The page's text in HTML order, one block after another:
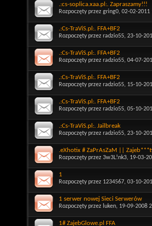
.:cs-soplica.xaa.pl:. Zapraszamy!!!
Rozpoczęty przez gring0, 02-02-2011
.:Cs-TraViS.pl:. FFA+BF2
Rozpoczęty przez radzio55, 23-10-
.:Cs-TraViS.pl:. FFA+BF2
Rozpoczęty przez radzio55, 04-07-
.:Cs-TraViS.pl:. FFA+BF2
Rozpoczęty przez radzio55, 15-10-
.:Cs-TraViS.pl:. FFA+BF2
Rozpoczęty przez radzio55, 05-10-
.:Cs-TraViS.pl:. Jailbreak
Rozpoczęty przez radzio55, 23-10-
.eXhotix # ZaPrAsZaM ||
Rozpoczęty przez 3w3L!nk3, 19-03-
1
Rozpoczęty przez 1234567, 03-10-
1 serwer nowej Sieci Serwerów
Rozpoczęty przez luken, 19-09-2008
1# ZajebGlowe.pl FFA